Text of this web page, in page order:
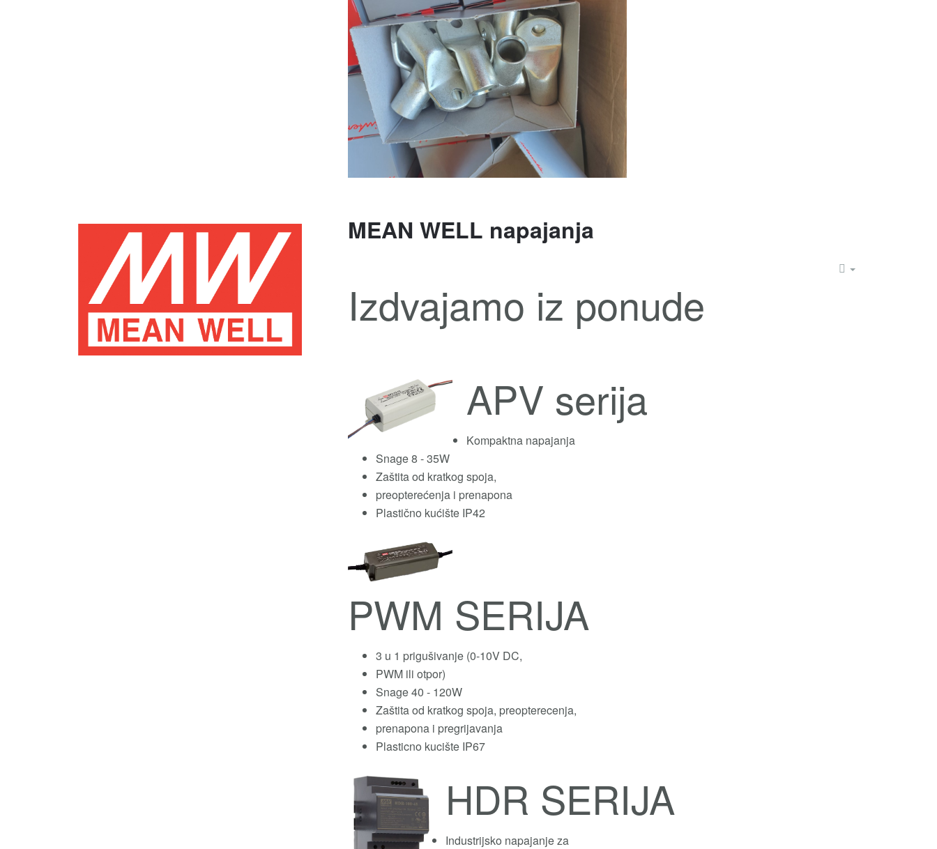
MEAN WELL napajanja
Izdvajamo iz ponude
APV serija
Kompaktna napajanja
Snage 8 - 35W
Zaštita od kratkog spoja,
preopterećenja i prenapona
Plastično kućište IP42
PWM SERIJA
3 u 1 prigušivanje (0-10V DC,
PWM ili otpor)
Snage 40 - 120W
Zaštita od kratkog spoja, preopterecenja,
prenapona i pregrijavanja
Plasticno kucište IP67
HDR SERIJA
Industrijsko napajanje za